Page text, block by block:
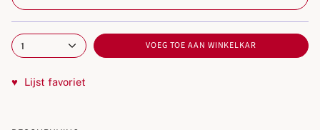
1 VOEG TOE AAN WINKELKAR
♥ Lijst favoriet